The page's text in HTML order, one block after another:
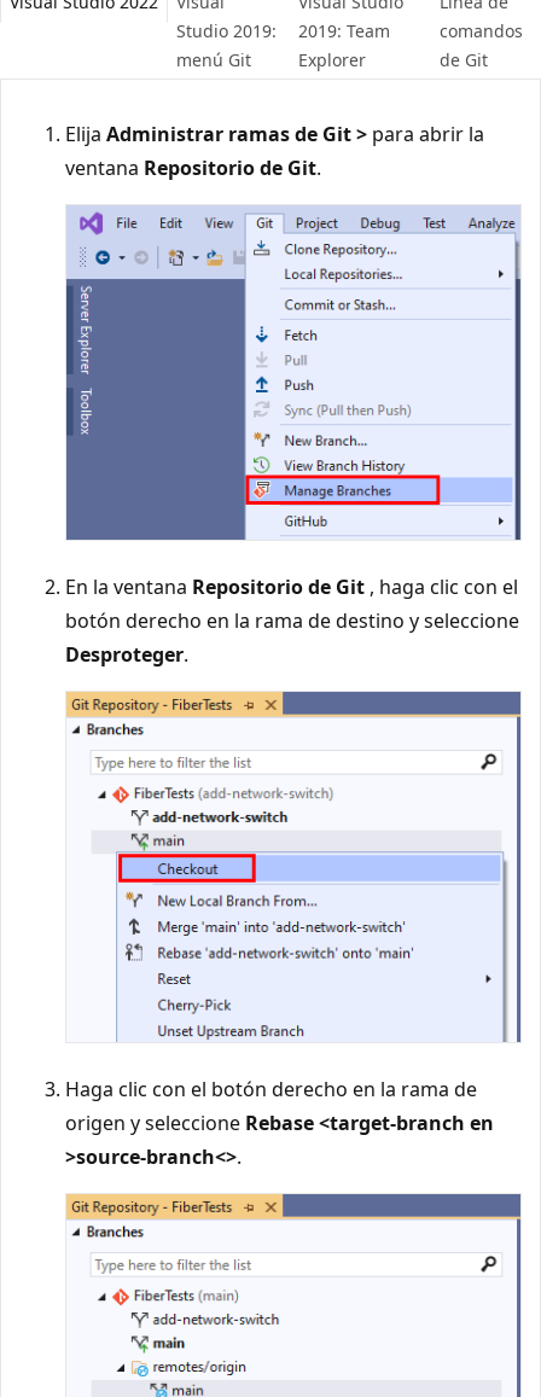
Studio 2019:
menú Git
2019: Team
Explorer
comandos
de Git
Elija Administrar ramas de Git > para abrir la
ventana Repositorio de Git.
En la ventana Repositorio de Git , haga clic con el
botón derecho en la rama de destino y seleccione
Desproteger.
Haga clic con el botón derecho en la rama de
origen y seleccione Rebase <target-branch en
>source-branch<>.